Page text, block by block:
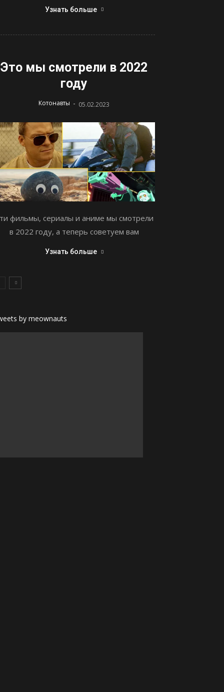
Узнать больше
Это мы смотрели в 2022
году
Котонавты - 05.02.2023
фильмы, сериалы и аниме мы смотрели
в 2022 году, а теперь советуем вам
Узнать больше
by meownauts